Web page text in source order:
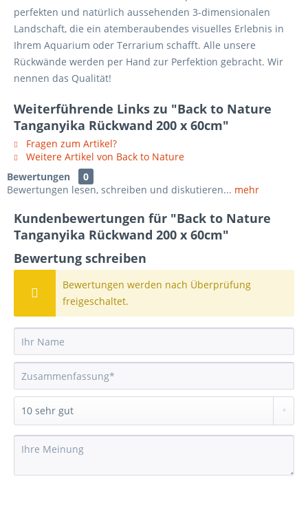
perfekten und natürlich aussehenden 3-dimensionalen
Landschaft, die ein atemberaubendes visuelles Erlebnis in
Ihrem Aquarium oder Terrarium schafft. Alle unsere
Rückwände werden per Hand zur Perfektion gebracht. Wir
nennen das Qualität!
Weiterführende Links zu "Back to Nature
Tanganyika Rückwand 200 x 60cm"
Fragen zum Artikel?
Weitere Artikel von Back to Nature
Bewertungen
0
Bewertungen lesen, schreiben und diskutieren... mehr
Kundenbewertungen für "Back to Nature
Tanganyika Rückwand 200 x 60cm"
Bewertung schreiben
Bewertungen werden nach Überprüfung
freigeschaltet.